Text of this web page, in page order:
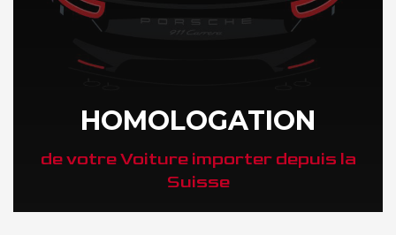
HOMOLOGATION
de votre Voiture importer depuis la
Suisse